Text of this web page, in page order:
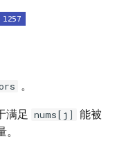
。
满足 nums[j] 能被